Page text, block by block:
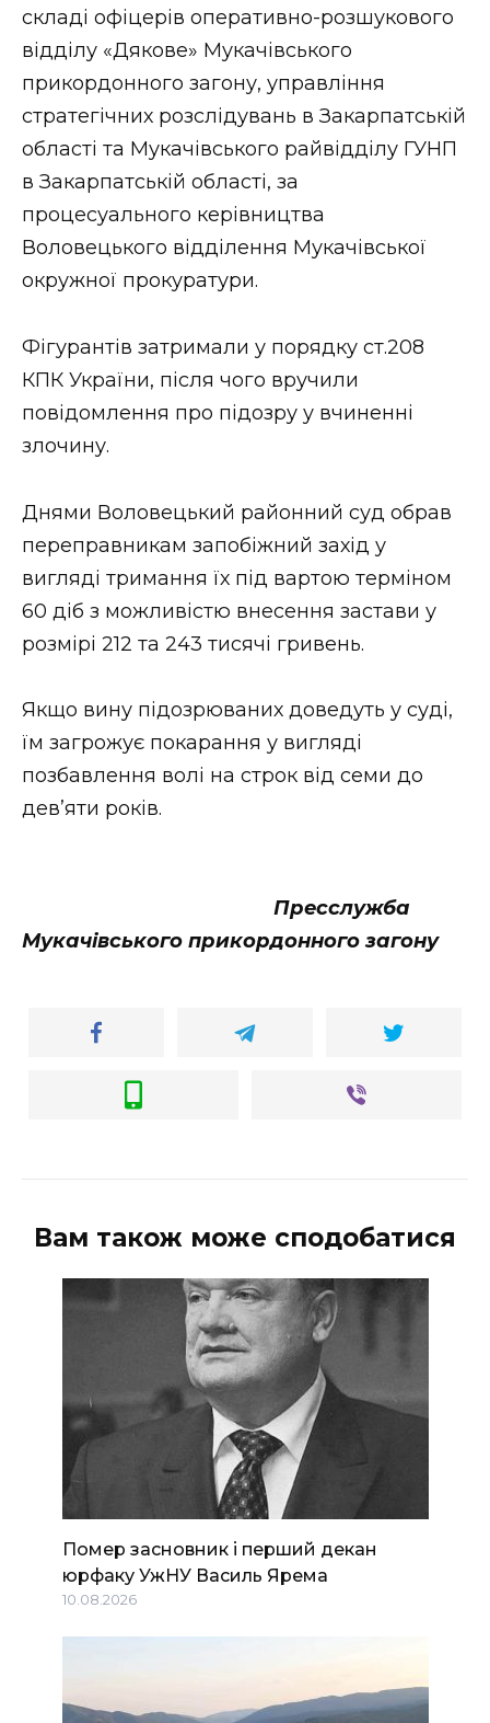
складі офіцерів оперативно-розшукового
відділу «Дякове» Мукачівського
прикордонного загону, управління
стратегічних розслідувань в Закарпатській
області та Мукачівського райвідділу ГУНП
в Закарпатській області, за
процесуального керівництва
Воловецького відділення Мукачівської
окружної прокуратури.
Фігурантів затримали у порядку ст.208
КПК України, після чого вручили
повідомлення про підозру у вчиненні
злочину.
Днями Воловецький районний суд обрав
переправникам запобіжний захід у
вигляді тримання їх під вартою терміном
60 діб з можливістю внесення застави у
розмірі 212 та 243 тисячі гривень.
Якщо вину підозрюваних доведуть у суді,
їм загрожує покарання у вигляді
позбавлення волі на строк від семи до
дев’яти років.
Пресслужба
Мукачівського прикордонного загону
Вам також може сподобатися
Помер засновник і перший декан
юрфаку УжНУ Василь Ярема
10.08.2026